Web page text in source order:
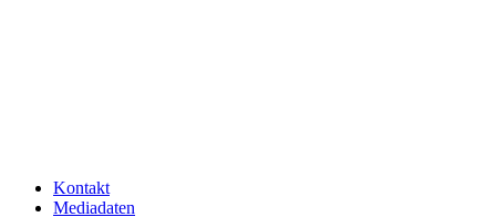
Kontakt
Mediadaten